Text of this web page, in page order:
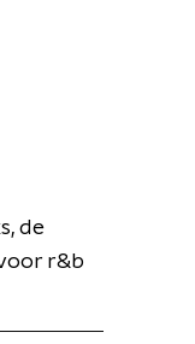
de
r&b